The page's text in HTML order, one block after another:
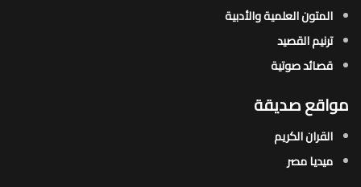
المتون العلمية والأدبية
ترنيم القصيد
قصائد صوتية
مواقع صديقة
القران الكريم
ميديا مصر